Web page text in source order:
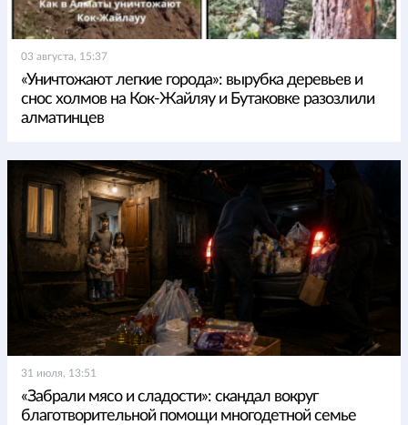
03 августа, 15:37
«Уничтожают легкие города»: вырубка деревьев и
снос холмов на Кок-Жайляу и Бутаковке разозлили
алматинцев
31 июля, 13:51
«Забрали мясо и сладости»: скандал вокруг
благотворительной помощи многодетной семье